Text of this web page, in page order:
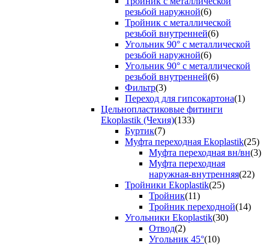
резьбой наружной(6)
Тройник с металлической
резьбой внутренней(6)
Угольник 90° с металлической
резьбой наружной(6)
Угольник 90° с металлической
резьбой внутренней(6)
Фильтр(3)
Переход для гипсокартона(1)
Цельнопластиковые фитинги
Ekoplastik (Чехия)(133)
Буртик(7)
Муфта переходная Ekoplastik(25)
Муфта переходная вн/вн(3)
Муфта переходная
наружная-внутренняя(22)
Тройники Ekoplastik(25)
Тройник(11)
Тройник переходной(14)
Угольники Ekoplastik(30)
Отвод(2)
Угольник 45°(10)